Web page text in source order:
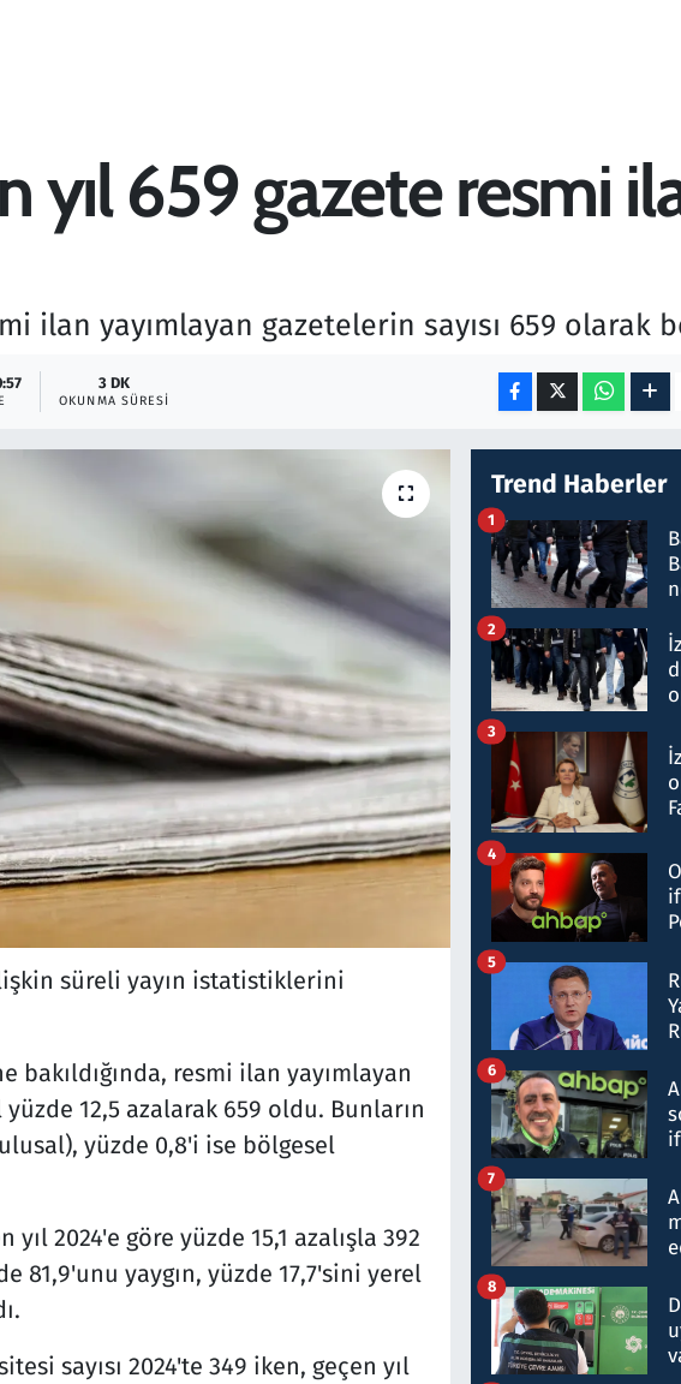
yıl 659 gazete resmi
ilan yayımlayan gazetelerin sayısı 659 olarak
3 DK
OKUNMA SÜRESI
süreli yayın istatistiklerini
bakıldığında, resmi ilan yayımlayan
yüzde 12,5 azalarak 659 oldu. Bunların
yüzde 0,8'i ise bölgesel
2024'e göre yüzde 15,1 azalışla 392
81,9'unu yaygın, yüzde 17,7'sini yerel
sayısı 2024'te 349 iken, geçen yıl
Trend Haberler
1
2
3
4
5
6
7
8